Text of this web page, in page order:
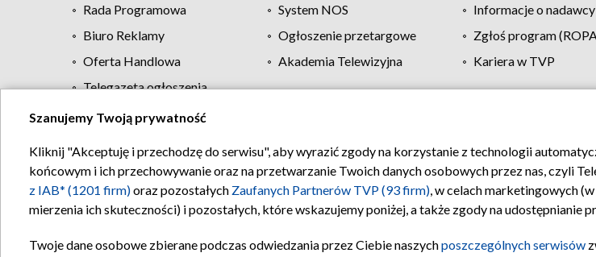
Rada Programowa
System NOS Informacje o nadawcy
Biuro Reklamy
Ogłoszenie przetargowe Zgłoś program
Oferta Handlowa
Akademia Telewizyjna Kariera w TVP
Telegazeta ogłoszenia
Regulamin TVP Polityka prywatności Moje zgody
Szanujemy Twoją prywatność
Kliknij "Akceptuję i przechodzę do serwisu", aby wyrazić zgody na korzystanie z technologii
końcowym i ich przechowywanie oraz na przetwarzanie Twoich danych osobowych przez nas, czyli
z IAB* (1201 firm)oraz pozostałych Zaufanych Partnerów TVP (93 firm), w celach marketingowych
mierzenia ich skuteczności) i pozostałych, które wskazujemy poniżej, a także zgody na udostępnianie
Twoje dane osobowe zbierane podczas odwiedzania przez Ciebie naszychposzczególnych serwisów